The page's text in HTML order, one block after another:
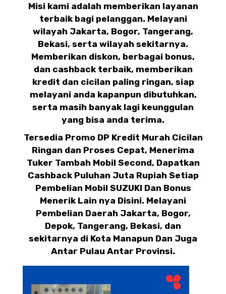
Misi kami adalah memberikan layanan
terbaik bagi pelanggan. Melayani
wilayah Jakarta, Bogor, Tangerang,
Bekasi, serta wilayah sekitarnya.
Memberikan diskon, berbagai bonus,
dan cashback terbaik, memberikan
kredit dan cicilan paling ringan, siap
melayani anda kapanpun dibutuhkan,
serta masih banyak lagi keunggulan
yang bisa anda terima.
Tersedia Promo DP Kredit Murah Cicilan
Ringan dan Proses Cepat, Menerima
Tuker Tambah Mobil Second, Dapatkan
Cashback Puluhan Juta Rupiah Setiap
Pembelian Mobil SUZUKI Dan Bonus
Menerik Lain nya Disini. Melayani
Pembelian Daerah Jakarta, Bogor,
Depok, Tangerang, Bekasi, dan
sekitarnya di Kota Manapun Dan Juga
Antar Pulau Antar Provinsi.